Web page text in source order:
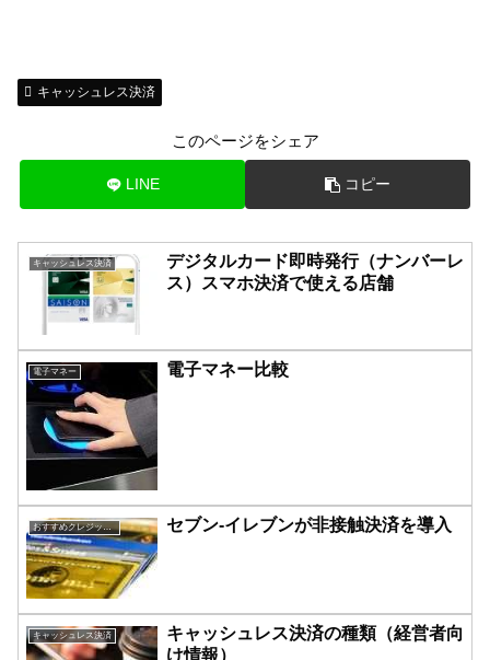
キャッシュレス決済
このページをシェア
LINE コピー
キャッシュレス決済
デジタルカード即時発行（ナンバーレ
ス）スマホ決済で使える店舗
電子マネー 電子マネー比較
おすすめクレジットカード比較 セブン-イレブンが非接触決済を導入
キャッシュレス決済
キャッシュレス決済の種類（経営者向
け情報）